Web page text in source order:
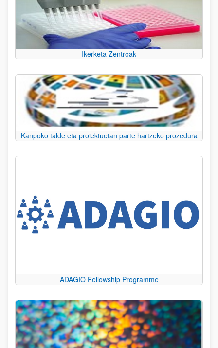
Ikerketa Zentroak
Kanpoko talde eta proiektuetan parte hartzeko prozedura
ADAGIO Fellowship Programme